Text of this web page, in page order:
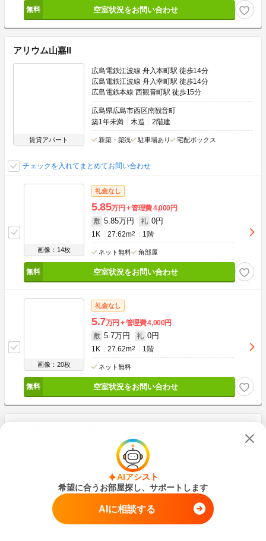
空室状況をお問い合わせ
アリウム山嘉II
賃貸アパート
広島電鉄江波線 舟入本町駅 徒歩14分
広島電鉄江波線 舟入幸町駅 徒歩14分
広島電鉄本線 西観音町駅 徒歩15分
広島県広島市西区南観音町
築1年未満
木造 2階建
新築・築浅 駐車場あり 宅配ボックス
チェックを入れてまとめてお問い合わせ
画像：14枚
礼金なし
5.85万円 管理費4,000円
敷 5.85万円 礼 0円
1K 27.62m2 1階
ネット無料 角部屋
空室状況をお問い合わせ
画像：20枚
礼金なし
5.7万円 管理費4,000円
敷 5.7万円 礼 0円
1K 27.62m2 1階
ネット無料
空室状況をお問い合わせ
賃貸一戸建て・その他
広島電鉄宮島線 草津駅 徒歩2分
広島電鉄宮島線 草津南駅 徒歩10分
広島電鉄宮島線 古江駅 徒歩13分
広島県広島市西区草津東３丁目
新築・築浅 駅近 宅配ボックス
AIアシスト
希望に合うお部屋探し、サポートします
AIに相談する